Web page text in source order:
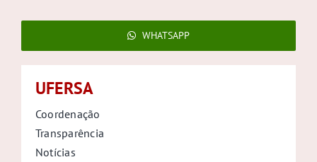
WHATSAPP
UFERSA
Coordenação
Transparência
Notícias